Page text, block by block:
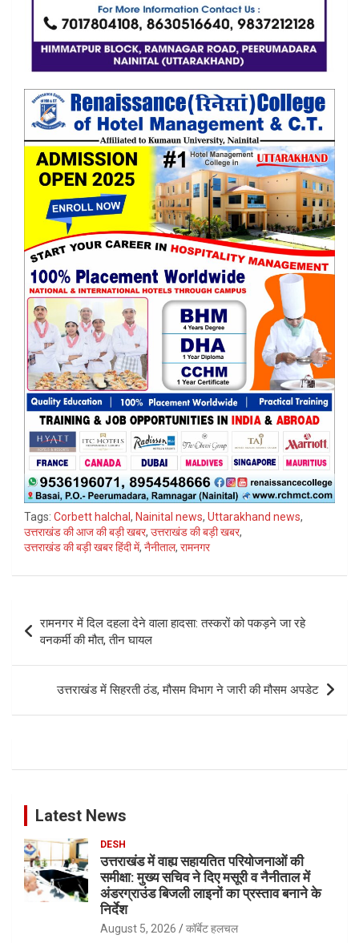
Tags: Corbett halchal , Nainital news, Uttarakhand news,
उत्तराखंड की आज की बड़ी खबर, उत्तराखंड की बड़ी खबर,
उत्तराखंड की बड़ी खबर हिंदी में, नैनीताल, रामनगर
navigation
रामनगर में दिल दहला देने वाला हादसा: तस्करों को पकड़ने जा रहे
वनकर्मी की मौत, तीन घायल
उत्तराखंड में सिहरती ठंड, मौसम विभाग ने जारी की मौसम अपडेट
Latest News
DESH
उत्तराखंड में वाह्य सहायतित परियोजनाओं की
समीक्षा: मुख्य सचिव ने दिए मसूरी व नैनीताल में
अंडरग्राउंड बिजली लाइनों का प्रस्ताव बनाने के
निर्देश
August 5, 2026 कॉर्बेट हलचल